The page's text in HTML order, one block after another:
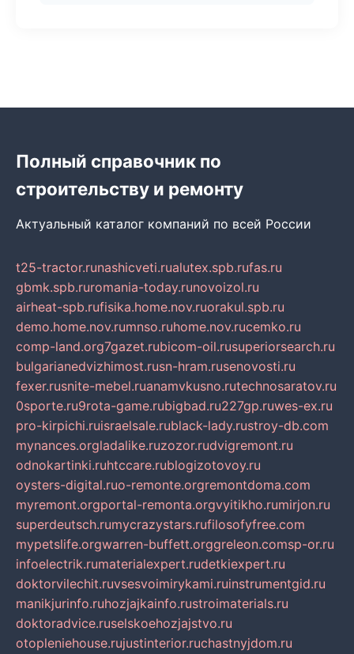
Полный справочник по
строительству и ремонту
Актуальный каталог компаний по всей России
t25-tractor.runashicveti.rualutex.spb.rufas.ru
gbmk.spb.ruromania-today.runovoizol.ru
airheat-spb.rufisika.home.nov.ruorakul.spb.ru
demo.home.nov.rumnso.ruhome.nov.rucemko.ru
comp-land.org7gazet.rubicom-oil.rusuperiorsearch.ru
bulgarianedvizhimost.rusn-hram.rusenovosti.ru
fexer.rusnite-mebel.ruanamvkusno.rutechnosaratov.ru
0sporte.ru9rota-game.rubigbad.ru227gp.ruwes-ex.ru
pro-kirpichi.ruisraelsale.rublack-lady.rustroy-db.com
mynances.orgladalike.ruzozor.rudvigremont.ru
odnokartinki.ruhtccare.rublogizotovoy.ru
oysters-digital.ruo-remonte.orgremontdoma.com
myremont.orgportal-remonta.orgvyitikho.rumirjon.ru
superdeutsch.rumycrazystars.rufilosofyfree.com
mypetslife.orgwarren-buffett.orggreleon.comsp-or.ru
infoelectrik.rumaterialexpert.rudetkiexpert.ru
doktorvilechit.ruvsesvoimirykami.ruinstrumentgid.ru
manikjurinfo.ruhozjajkainfo.rustroimaterials.ru
doktoradvice.ruselskoehozjajstvo.ru
otopleniehouse.rujustinterior.ruchastnyjdom.ru